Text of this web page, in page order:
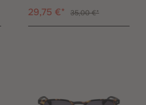
29,75 €*
35,00 €*